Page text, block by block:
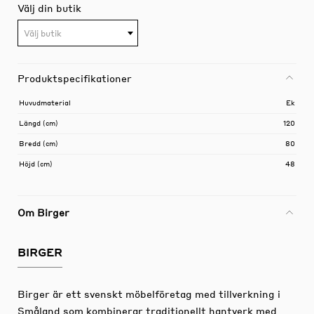
Välj din butik
Välj butik
Produktspecifikationer
Huvudmaterial Ek
Längd (cm) 120
Bredd (cm) 80
Höjd (cm) 48
Om Birger
BIRGER
Birger är ett svenskt möbelföretag med tillverkning i
Småland som kombinerar traditionellt hantverk med